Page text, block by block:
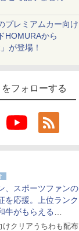
プレミアムカー向け
HOMURAから
が登場！
をフォローする
、スポーツファンの
を応援。上位ランク
牛がもらえる
！長崎スタンプラ
けクリアうちわも配布